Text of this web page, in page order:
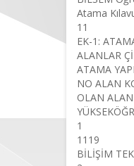
Atama
11
EK-1:
ALANLAR
ATAMA
NO ALAN
OLAN
1
1119
BİLİŞİM